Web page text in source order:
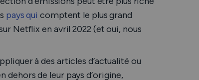
pays qui comptent le plus grand
Netflix en avril 2022 (et oui, nous
à des articles d’actualité ou
dehors de leur pays d’origine,